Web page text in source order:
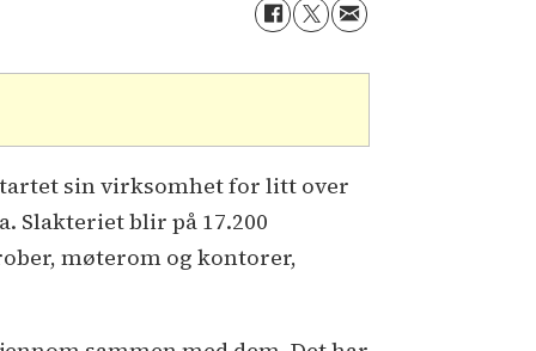
sin virksomhet for litt over
Slakteriet blir på 17.200
møterom og kontorer,